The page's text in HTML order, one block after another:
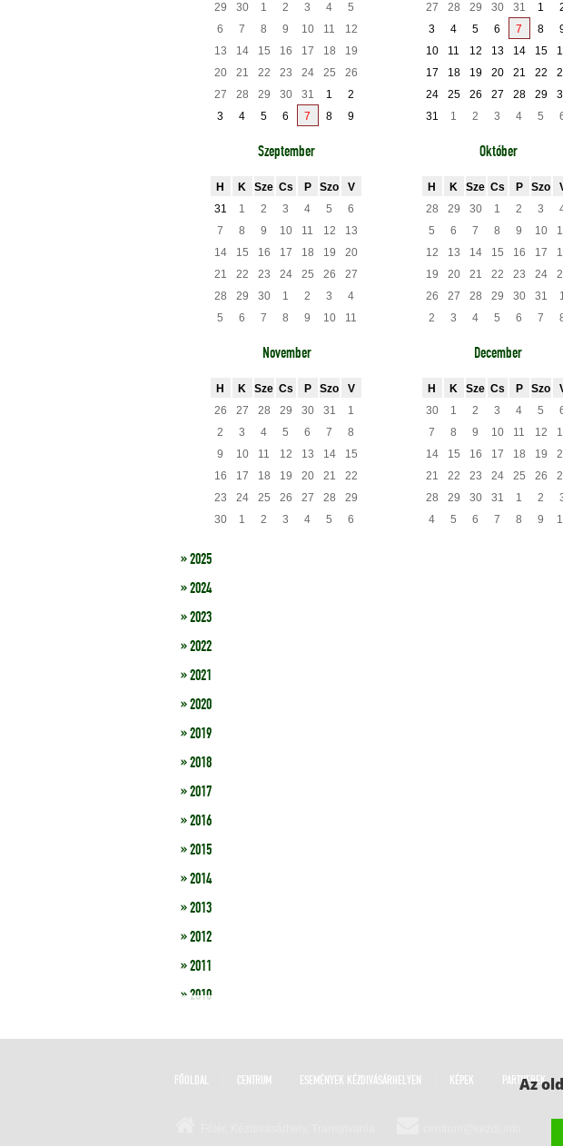
29
30 1 2 3 4
5
6
7 8 9 10 11
12
13
14 15 16 17 18
19
20
21 22 23 24 25
26
27
28 29 30 31 1
2
3
4 5 6 7 8 9
27
28 29 30 31 1
3
4 5 6 7 8
10
11 12 13 14 15
17
18 19 20 21 22
24
25 26 27 28 29
31
1 2 3 4 5
Szeptember
H K Sze Cs P Szo
V
31
1 2 3 4 5
6
7
8 9 10 11 12
13
14
15 16 17 18 19
20
21
22 23 24 25 26
27
28
29 30 1 2 3
4
5
6 7 8 9 10 11
Október
H K Sze Cs P Szo
28
29 30 1 2 3
5
6 7 8 9 10
12
13 14 15 16 17
19
20 21 22 23 24
26
27 28 29 30 31
2
3 4 5 6 7
November
H K Sze Cs P Szo
V
26
27 28 29 30 31
1
2
3 4 5 6 7
8
9
10 11 12 13 14
15
16
17 18 19 20 21
22
23
24 25 26 27 28
29
30
1 2 3 4 5 6
December
H K Sze Cs P Szo
30
1 2 3 4 5
7
8 9 10 11 12
14
15 16 17 18 19
21
22 23 24 25 26
28
29 30 31 1 2
4
5 6 7 8 9
» 2025
» 2024
» 2023
» 2022
» 2021
» 2020
» 2019
» 2018
» 2017
» 2016
» 2015
» 2014
» 2013
» 2012
» 2011
» 2010
FŐOLDAL CENTRUM ESEMÉNYEK KÉZDIVÁSÁRHELYEN KÉPEK PARTNEREK
Az